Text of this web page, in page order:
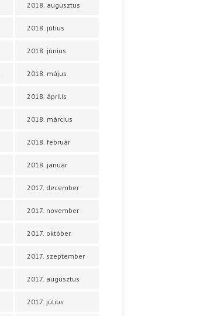
2018. augusztus
2018. július
2018. június
2018. május
2018. április
2018. március
2018. február
2018. január
2017. december
2017. november
2017. október
2017. szeptember
2017. augusztus
2017. július